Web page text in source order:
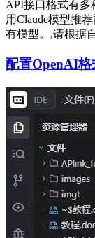
API接口格式有多
用Claude模型推
有模型。,请根据
配置OpenAI格